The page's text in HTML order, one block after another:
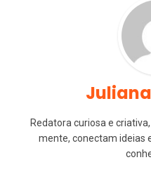
Redatora curiosa e
mente, conectam ideias